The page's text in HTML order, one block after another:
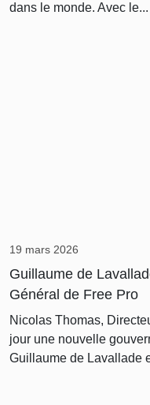
dans le monde. Avec le...
19 mars 2026
Guillaume de
Général de Free Pro
Nicolas Thomas,
jour une nouvelle
Guillaume de Lavallade